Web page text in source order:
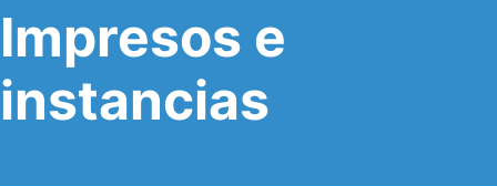
Impresos e
instancias